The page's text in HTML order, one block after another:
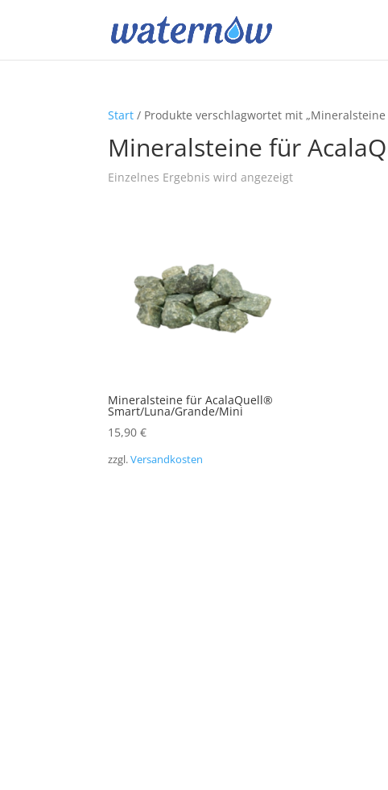
Start / Produkte verschlagwortet mit
Mineralsteine für
Einzelnes Ergebnis wird angezeigt
Mineralsteine für AcalaQuell®
Smart/Luna/Grande/Mini
15,90€
zzgl.Versandkosten